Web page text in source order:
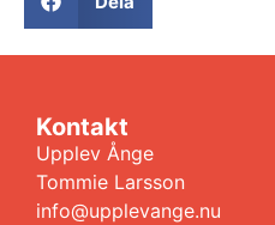
Kontakt
Upplev Ånge
Tommie Larsson
info@upplevange.nu